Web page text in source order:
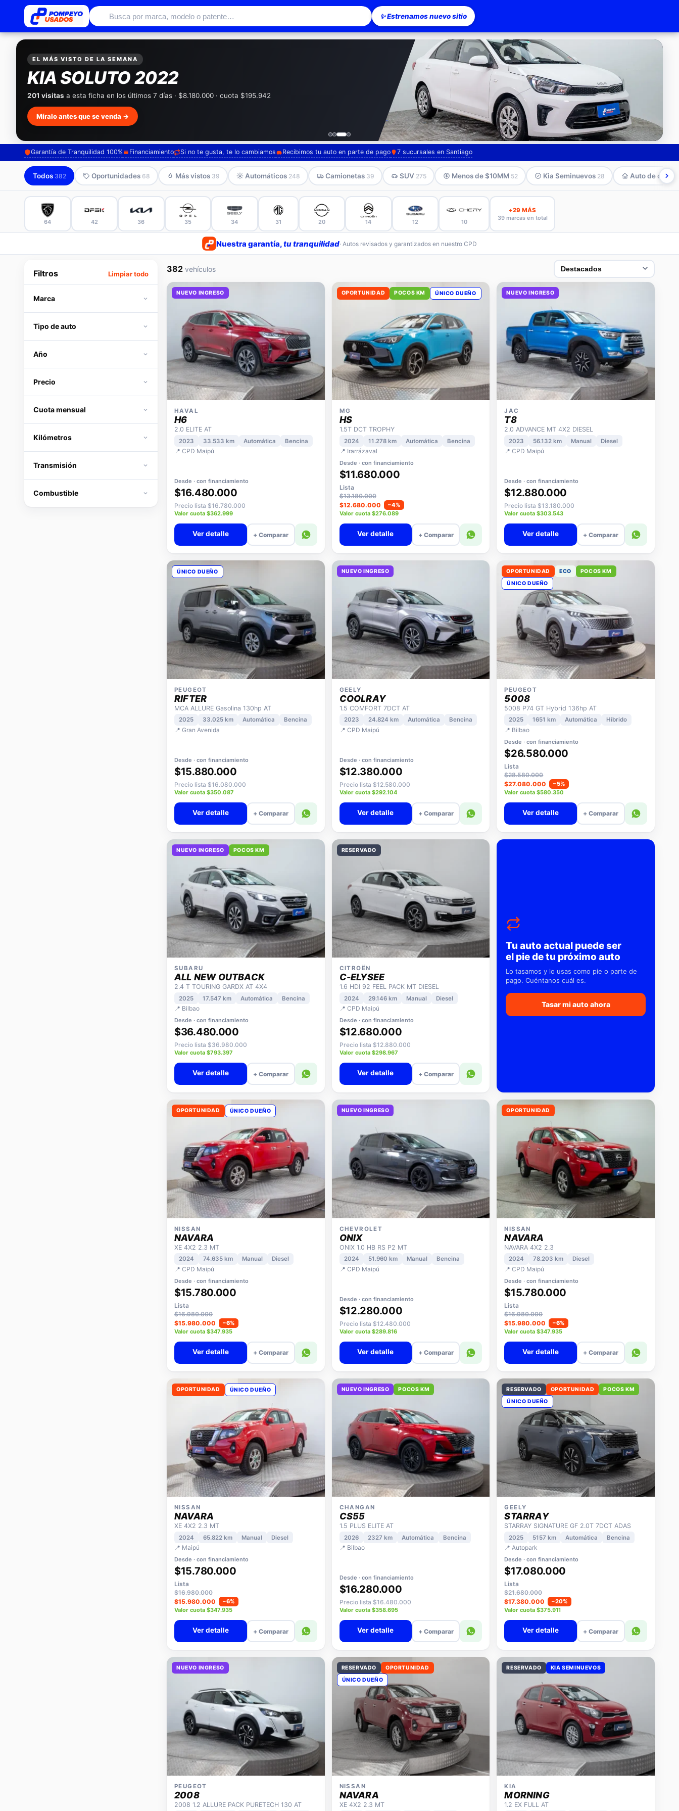
✨ Estrenamos nuevo sitio
Autos usados con garantía de concesionario en Santiago — Pompeyo Carrasco
EL MÁS VISTO DE LA SEMANA
KIA SOLUTO 2022
201 visitas a esta ficha en los últimos 7 días · $8.180.000 · cuota $195.942
Míralo antes que se venda →
Garantía de Tranquilidad 100% Financiamiento Si no te gusta, te lo cambiamos Recibimos tu auto en parte de pago 7 sucursales en Santiago
Todos 382 Oportunidades 68 Más vistos 39 Automáticos 248 Camionetas 39 SUV 275 Menos de $10MM 52 Kia Seminuevos 28 Auto de
64 42 36 35 34 31 20 14 12 10
+29 MÁS
39 marcas en total
Nuestra garantía,tu tranquilidad· Autos revisados y garantizados en nuestro CPD
Filtros Limpiar todo
Marca
Tipo de auto
Año
Precio
Cuota mensual
Kilómetros
Transmisión
Combustible
382 vehículos
NUEVO INGRESO
HAVAL
H6
2.0 ELITE AT
2023 33.533 km Automática Bencina
📍 CPD Maipú
Desde · con financiamiento
$16.480.000
Precio lista $16.780.000
Valor cuota $362.999
Ver detalle + Comparar
OPORTUNIDAD POCOS KM ÚNICO DUEÑO
MG
HS
1.5T DCT TROPHY
2024 11.278 km Automática Bencina
📍 Irarrázaval
Desde · con financiamiento
$11.680.000
Lista
$13.180.000
$12.680.000
−4%
Valor cuota $276.089
Ver detalle + Comparar
NUEVO INGRESO
JAC
T8
2.0 ADVANCE MT 4X2 DIESEL
2023 56.132 km Manual Diesel
📍 CPD Maipú
Desde · con financiamiento
$12.880.000
Precio lista $13.180.000
Valor cuota $303.543
Ver detalle + Comparar
ÚNICO DUEÑO
PEUGEOT
RIFTER
MCA ALLURE Gasolina 130hp AT
2025 33.025 km Automática Bencina
📍 Gran Avenida
Desde · con financiamiento
$15.880.000
Precio lista $16.080.000
Valor cuota $350.087
Ver detalle + Comparar
NUEVO INGRESO
GEELY
COOLRAY
1.5 COMFORT 7DCT AT
2023 24.824 km Automática Bencina
📍 CPD Maipú
Desde · con financiamiento
$12.380.000
Precio lista $12.580.000
Valor cuota $292.104
Ver detalle + Comparar
OPORTUNIDAD ECO
POCOS KM
ÚNICO DUEÑO
PEUGEOT
5008
5008 P74 GT Hybrid 136hp AT
2025 1651 km Automática Híbrido
📍 Bilbao
Desde · con financiamiento
$26.580.000
Lista
$28.580.000
$27.080.000
−5%
Valor cuota $580.350
Ver detalle + Comparar
NUEVO INGRESO POCOS KM
SUBARU
ALL NEW OUTBACK
2.4 T TOURING GARDX AT 4X4
2025 17.547 km Automática Bencina
📍 Bilbao
Desde · con financiamiento
$36.480.000
Precio lista $36.980.000
Valor cuota $793.397
Ver detalle + Comparar
RESERVADO
CITROËN
C-ELYSEE
1.6 HDI 92 FEEL PACK MT DIESEL
2024 29.146 km Manual Diesel
📍 CPD Maipú
Desde · con financiamiento
$12.680.000
Precio lista $12.880.000
Valor cuota $298.967
Ver detalle + Comparar
Tu auto actual puede ser
el pie de tu próximo auto
Lo tasamos y lo usas como pie o parte de
pago. Cuéntanos cuál es.
Tasar mi auto ahora
OPORTUNIDAD ÚNICO DUEÑO
NISSAN
NAVARA
XE 4X2 2.3 MT
2024 74.635 km Manual Diesel
📍 CPD Maipú
Desde · con financiamiento
$15.780.000
Lista
$16.980.000
$15.980.000
−6%
Valor cuota $347.935
Ver detalle + Comparar
NUEVO INGRESO
CHEVROLET
ONIX
ONIX 1.0 HB RS P2 MT
2024 51.960 km Manual Bencina
📍 CPD Maipú
Desde · con financiamiento
$12.280.000
Precio lista $12.480.000
Valor cuota $289.816
Ver detalle + Comparar
OPORTUNIDAD
NISSAN
NAVARA
NAVARA 4X2 2.3
2024 78.203 km Diesel
📍 CPD Maipú
Desde · con financiamiento
$15.780.000
Lista
$16.980.000
$15.980.000
−6%
Valor cuota $347.935
Ver detalle + Comparar
OPORTUNIDAD ÚNICO DUEÑO
NISSAN
NAVARA
XE 4X2 2.3 MT
2024 65.822 km Manual Diesel
📍 Maipú
Desde · con financiamiento
$15.780.000
Lista
$16.980.000
$15.980.000
−6%
Valor cuota $347.935
Ver detalle + Comparar
NUEVO INGRESO POCOS KM
CHANGAN
CS55
1.5 PLUS ELITE AT
2026 2327 km Automática Bencina
📍 Bilbao
Desde · con financiamiento
$16.280.000
Precio lista $16.480.000
Valor cuota $358.695
Ver detalle + Comparar
RESERVADO OPORTUNIDAD
POCOS KM
ÚNICO DUEÑO
GEELY
STARRAY
STARRAY SIGNATURE GF 2.0T 7DCT ADAS
2025 5157 km Automática Bencina
📍 Autopark
Desde · con financiamiento
$17.080.000
Lista
$21.680.000
$17.380.000
−20%
Valor cuota $375.911
Ver detalle + Comparar
NUEVO INGRESO
PEUGEOT
2008
2008 1.2 ALLURE PACK PURETECH 130 AT
RESERVADO
OPORTUNIDAD
ÚNICO DUEÑO
NISSAN
NAVARA
XE 4X2 2.3 MT
RESERVADO KIA SEMINUEVOS
KIA
MORNING
1.2 EX FULL AT